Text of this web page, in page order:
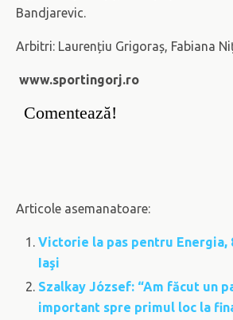
Bandjarevic.
Arbitri: Laurențiu Grigoraș, Fabiana
www.sportingorj.ro
Comentează!
Articole asemanatoare:
Victorie la pas pentru Energia,
Iaşi
Szalkay József: “Am făcut un
important spre primul loc la